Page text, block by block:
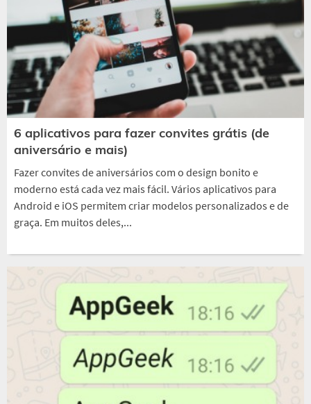
6 aplicativos para fazer convites grátis (de
aniversário e mais)
Fazer convites de aniversários com o design bonito e
moderno está cada vez mais fácil. Vários aplicativos para
Android e iOS permitem criar modelos personalizados e de
graça. Em muitos deles,...